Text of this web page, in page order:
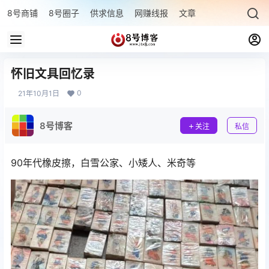
8号商铺 8号圈子 供求信息 网赚线报 文章专题 最新文章
怀旧文具回忆录
21年10月1日 0
8号博客 关注 私信
90年代橡皮擦，白雪公家、小矮人、米奇等